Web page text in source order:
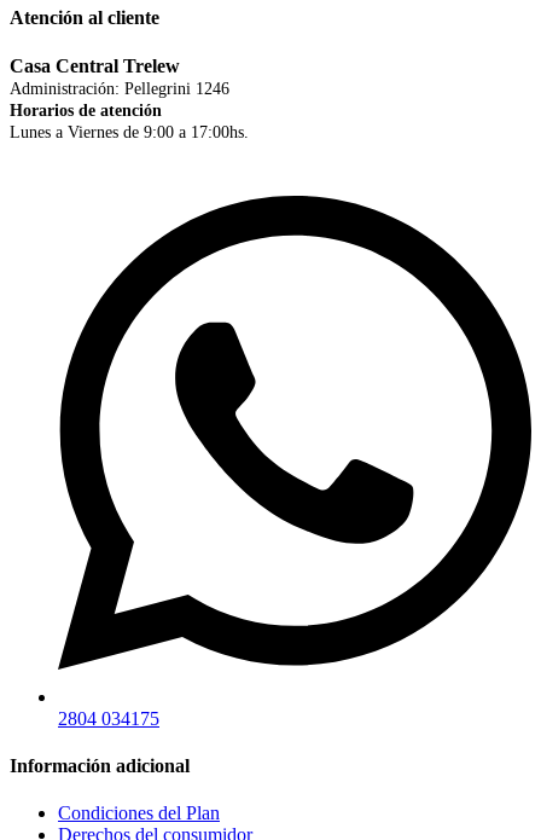
Atención al cliente
Casa Central Trelew
Administración: Pellegrini 1246
Horarios de atención
Lunes a Viernes de 9:00 a 17:00hs.
2804 034175
Información adicional
Condiciones del Plan
Derechos del consumidor